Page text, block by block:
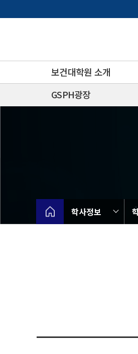
로
보건대학원 소개
GSPH광장
학사정보